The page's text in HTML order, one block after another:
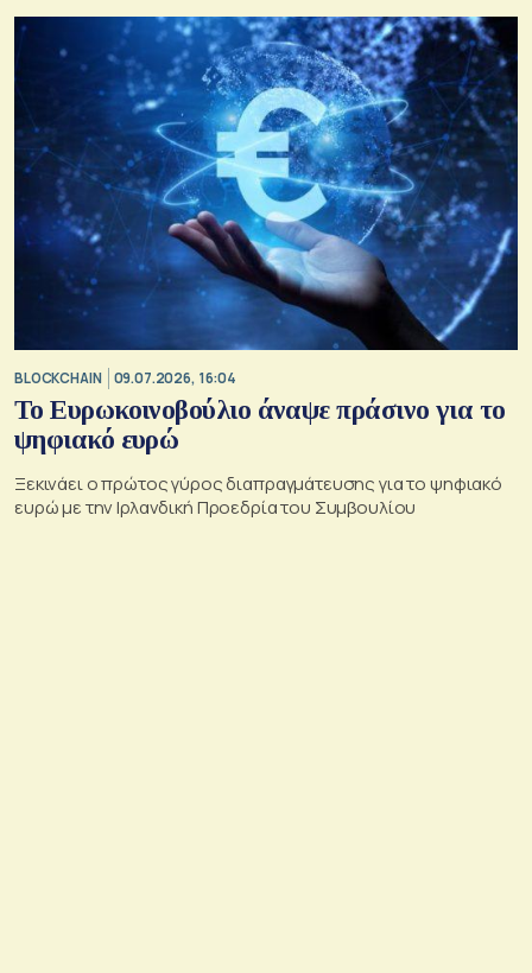
BLOCKCHAIN 09.07.2026, 16:04
Το Ευρωκοινοβούλιο άναψε πράσινο για το
ψηφιακό ευρώ
Ξεκινάει ο πρώτος γύρος διαπραγμάτευσης για το ψηφιακό
ευρώ με την Ιρλανδική Προεδρία του Συμβουλίου